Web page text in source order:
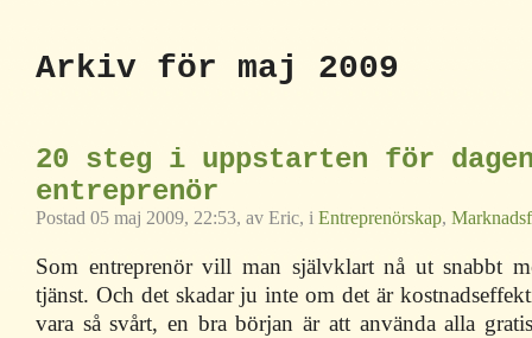
Arkiv för maj 2009
20 steg i uppstarten för
entreprenör
Postad 05 maj 2009, 22:53, av Eric, i Entreprenörskap,
Som entreprenör vill man självklart nå ut snabbt
tjänst. Och det skadar ju inte om det är
vara så svårt, en bra början är att använda alla